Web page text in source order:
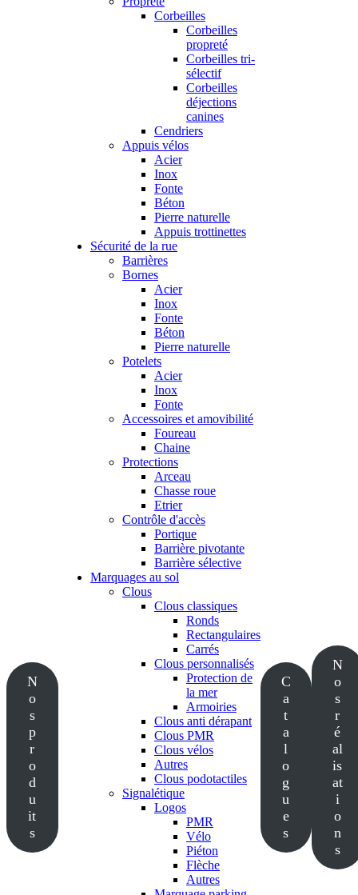
N
o
s
p
r
o
d
u
it
s
Corbeilles
Corbeilles
propreté
Corbeilles tri-
sélectif
Corbeilles
déjections
canines
Cendriers
Appuis vélos
Acier
Inox
Fonte
Béton
Pierre naturelle
Appuis trottinettes
Sécurité de la rue
Barrières
Bornes
Acier
Inox
Fonte
Béton
Pierre naturelle
Potelets
Acier
Inox
Fonte
Accessoires et amovibilité
Foureau
Chaine
Protections
Arceau
Chasse roue
Etrier
Contrôle d'accès
Portique
Barrière pivotante
Barrière sélective
Marquages au sol
Clous
Clous classiques
Ronds
Rectangulaires
Carrés
Clous personnalisés
Protection de
la mer
Armoiries
Clous anti dérapant
Clous PMR
Clous vélos
Autres
Clous podotactiles
Signalétique
Logos
PMR
Vélo
Piéton
Flèche
Autres
C
a
t
a
l
o
g
u
e
s
N
o
s
r
é
al
is
at
i
o
n
s